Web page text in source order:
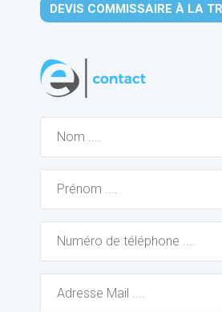
DEVIS COMMISSAIRE À LA